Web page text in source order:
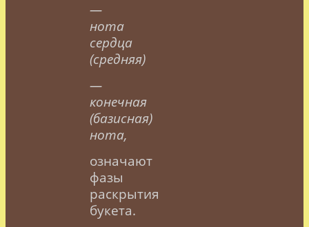
—
нота
сердца
(средняя)
—
конечная
(базисная)
нота,
означают
фазы
раскрытия
букета.